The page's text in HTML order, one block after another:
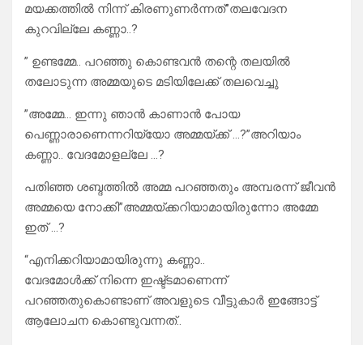
മയക്കത്തിൽ നിന്ന് കിരണുണർന്നത്”തലവേദന
കുറവില്ലേ കണ്ണാ..?
” ഉണ്ടമ്മേ.. പറഞ്ഞു കൊണ്ടവൻ തന്റെ തലയിൽ
തലോടുന്ന അമ്മയുടെ മടിയിലേക്ക് തലവെച്ചു
”അമ്മേ… ഇന്നു ഞാൻ കാണാൻ പോയ
പെണ്ണാരാണെന്നറിയ്യോ അമ്മയ്ക്ക് …?”അറിയാം
കണ്ണാ.. വേദമോളല്ലേ …?
പതിഞ്ഞ ശബ്ദത്തിൽ അമ്മ പറഞ്ഞതും അമ്പരന്ന് ജീവൻ
അമ്മയെ നോക്കി”അമ്മയ്ക്കറിയാമായിരുന്നോ അമ്മേ
ഇത് …?
“എനിക്കറിയാമായിരുന്നു കണ്ണാ..
വേദമോൾക്ക് നിന്നെ ഇഷ്ട്ടമാണെന്ന്
പറഞ്ഞതുകൊണ്ടാണ് അവളുടെ വീട്ടുകാർ ഇങ്ങോട്ട്
ആലോചന കൊണ്ടുവന്നത്..